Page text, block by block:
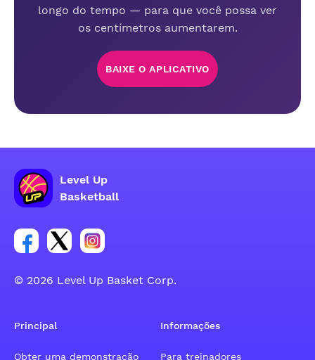
longo do tempo — para que você possa ver
os centímetros aumentarem.
BAIXE O APLICATIVO
Level Up
Basketball
Link para o grupo social da conta do Facebook
Link para o grupo social da conta do tweeter
Link para o grupo social da conta do
© 2026 Level Up Basket Corp.
Principal
Obter uma demonstração
Informações
Para treinadores